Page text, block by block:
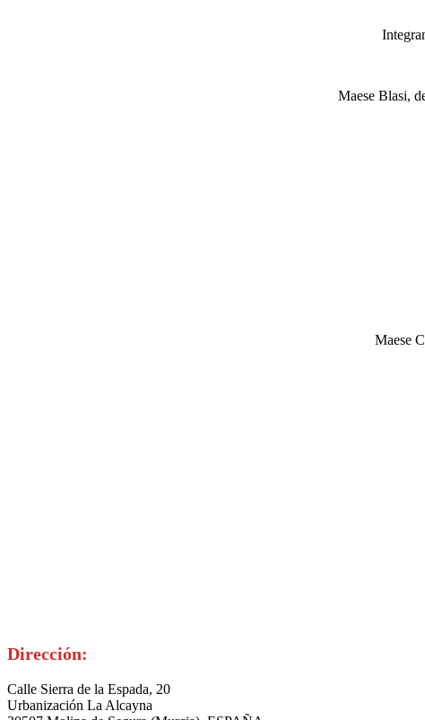
Maese Blasi,
Maese
Dirección:
Calle Sierra de la Espada, 20
Urbanización La Alcayna